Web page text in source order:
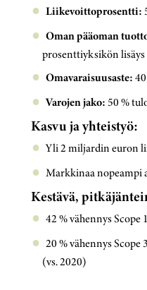
Liikevoittoprosentti:
Oman pääoman
prosenttiyksikön
Omavaraisuusaste:
Varojen jako: 50 %
Kasvu ja yhteistyö:
Yli 2 miljardin euron
Markkinaa nopeampi
Kestävä,
42 % vähennys Scope
20 % vähennys Scope
(vs. 2020)